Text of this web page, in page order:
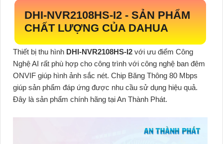
DHI-NVR2108HS-I2 - SẢN PHẨM
CHẤT LƯỢNG CỦA DAHUA
Thiết bị thu hình DHI-NVR2108HS-I2 với ưu điểm Công
Nghệ AI rất phù hợp cho công trình với công nghệ ban đêm
ONVIF giúp hình ảnh sắc nét. Chip Băng Thông 80 Mbps
giúp sản phẩm đáp ứng được nhu cầu sử dụng hiệu quả.
Đây là sản phẩm chính hãng tại An Thành Phát.